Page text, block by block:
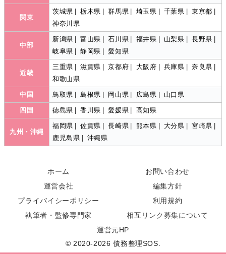
関東
茨城県 | 栃木県 | 群馬県 | 埼玉県 | 千葉県 | 東京都 |
神奈川県
中部
新潟県 | 富山県 | 石川県 | 福井県 | 山梨県 | 長野県 |
岐阜県 | 静岡県 | 愛知県
近畿
三重県 | 滋賀県 | 京都府 | 大阪府 | 兵庫県 | 奈良県 |
和歌山県
中国 鳥取県 | 島根県 | 岡山県 | 広島県 | 山口県
四国 徳島県 | 香川県 | 愛媛県 | 高知県
九州・沖縄
福岡県 | 佐賀県 | 長崎県 | 熊本県 | 大分県 | 宮崎県 |
鹿児島県 | 沖縄県
ホーム
お問い合わせ
運営会社
編集方針
プライバイシーポリシー
利用規約
執筆者・監修専門家
相互リンク募集について
運営元HP
© 2020-2026 債務整理SOS.